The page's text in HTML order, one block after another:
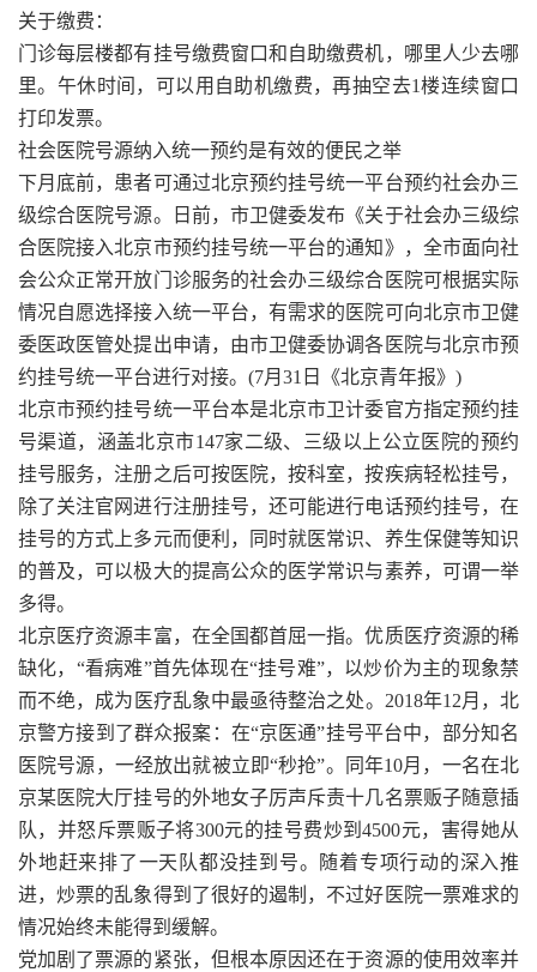
关于缴费：
门诊每层楼都有挂号缴费窗口和自助缴费机，哪里人少去哪
里。午休时间，可以用自助机缴费，再抽空去1楼连续窗口
打印发票。
社会医院号源纳入统一预约是有效的便民之举
下月底前，患者可通过北京预约挂号统一平台预约社会办三
级综合医院号源。日前，市卫健委发布《关于社会办三级综
合医院接入北京市预约挂号统一平台的通知》，全市面向社
会公众正常开放门诊服务的社会办三级综合医院可根据实际
情况自愿选择接入统一平台，有需求的医院可向北京市卫健
委医政医管处提出申请，由市卫健委协调各医院与北京市预
约挂号统一平台进行对接。(7月31日《北京青年报》)
北京市预约挂号统一平台本是北京市卫计委官方指定预约挂
号渠道，涵盖北京市147家二级、三级以上公立医院的预约
挂号服务，注册之后可按医院，按科室，按疾病轻松挂号，
除了关注官网进行注册挂号，还可能进行电话预约挂号，在
挂号的方式上多元而便利，同时就医常识、养生保健等知识
的普及，可以极大的提高公众的医学常识与素养，可谓一举
多得。
北京医疗资源丰富，在全国都首屈一指。优质医疗资源的稀
缺化，“看病难”首先体现在“挂号难”，以炒价为主的现象禁
而不绝，成为医疗乱象中最亟待整治之处。2018年12月，北
京警方接到了群众报案：在“京医通”挂号平台中，部分知名
医院号源，一经放出就被立即“秒抢”。同年10月，一名在北
京某医院大厅挂号的外地女子厉声斥责十几名票贩子随意插
队，并怒斥票贩子将300元的挂号费炒到4500元，害得她从
外地赶来排了一天队都没挂到号。随着专项行动的深入推
进，炒票的乱象得到了很好的遏制，不过好医院一票难求的
情况始终未能得到缓解。
党加剧了票源的紧张，但根本原因还在于资源的使用效率并